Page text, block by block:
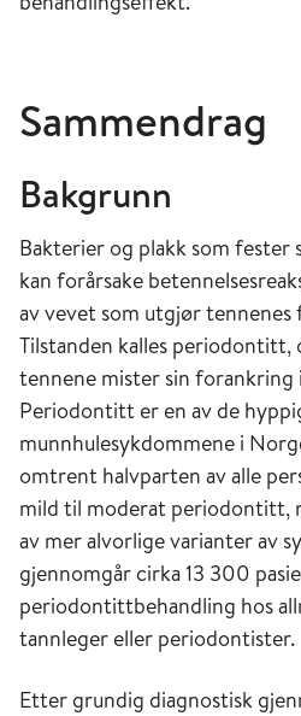
Sammendrag
Bakgrunn
Bakterier og plakk som
kan forårsake
av vevet som utgjør tennenes
Tilstanden kalles periodontitt,
tennene mister sin forankring
Periodontitt er en av de
munnhulesykdommene i
omtrent halvparten av alle
mild til moderat periodontitt,
av mer alvorlige varianter av
gjennomgår cirka 13 300
periodontittbehandling hos
tannleger eller periodontister.
Etter grundig diagnostisk